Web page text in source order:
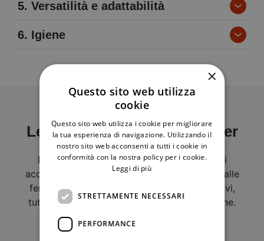
5. Versatilità e adattabilità
6. Igiene
Le soluzioni di Automacenter
Noi di Automacenter forniamo soluzioni di
accesso per diversi campi di applicazione: dalle
ferrovie agli aeroporti, dagli hangars alle navi,
tutto per facilitare il movimento delle persone.
Tra le soluzioni più richieste puoi trovare:
×
Questo sito web utilizza
cookie
Questo sito web utilizza i cookie per migliorare
la tua esperienza di navigazione. Utilizzando il
nostro sito web acconsenti a tutti i cookie in
conformità con la nostra policy per i cookie.
Leggi di più
STRETTAMENTE NECESSARI
PERFORMANCE